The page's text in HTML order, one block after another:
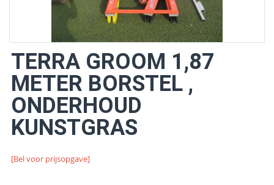
TERRA GROOM 1,87
METER BORSTEL ,
ONDERHOUD
KUNSTGRAS
[Bel voor prijsopgave]